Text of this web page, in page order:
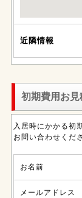
近隣情報
初期費用お見
入居時にかかる初
お問い合わせくだ
お名前
メールアドレス